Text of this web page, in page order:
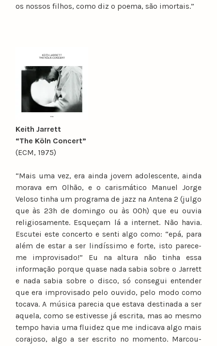
os nossos filhos, como diz o poema, são imortais.”
Keith Jarrett
“The Köln Concert”
(ECM, 1975)
“Mais uma vez, era ainda jovem adolescente, ainda
morava em Olhão, e o carismático Manuel Jorge
Veloso tinha um programa de jazz na Antena 2 (julgo
que às 23h de domingo ou às 00h) que eu ouvia
religiosamente. Esqueçam lá a internet. Não havia.
Escutei este concerto e senti algo como: “epá, para
além de estar a ser lindíssimo e forte, isto parece-
me improvisado!” Eu na altura não tinha essa
informação porque quase nada sabia sobre o Jarrett
e nada sabia sobre o disco, só consegui entender
que era improvisado pelo ouvido, pelo modo como
tocava. A música parecia que estava destinada a ser
aquela, como se estivesse já escrita, mas ao mesmo
tempo havia uma fluidez que me indicava algo mais
corajoso, algo a ser escrito no momento. Marcou-